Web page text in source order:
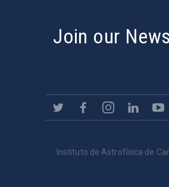
Join our
Instituto de Astrofísica de